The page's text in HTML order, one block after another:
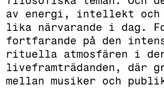
av energi, intellekt och
lika närvarande i dag.
fortfarande på den
rituella atmosfären i
liveframträdanden, där
mellan musiker och